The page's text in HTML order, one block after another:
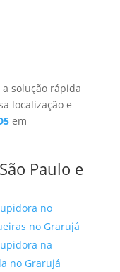
solução rápida
localização e
em
Paulo e
no
no Grarujá
na
no Grarujá